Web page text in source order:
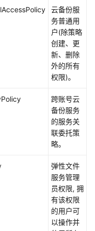
云备份服
务普通用
户(除策略
创建、更
新、删除
外的所有
权限)。
跨账号云
备份服务
的服务关
联委托策
略。
弹性文件
服务管理
员权限, 拥
有该权限
的用户可
以操作并